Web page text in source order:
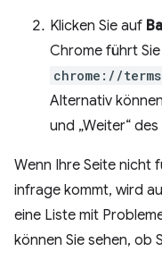
Klicken Sie auf
Chrome führt
chrome://
Alternativ
und „Weiter“
Wenn Ihre Seite nicht
infrage kommt, wird
eine Liste mit
können Sie sehen, ob